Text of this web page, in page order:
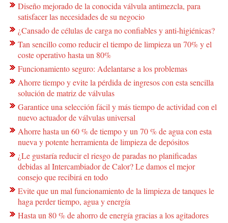
Diseño mejorado de la conocida válvula antimezcla, para
satisfacer las necesidades de su negocio
¿Cansado de células de carga no confiables y anti-higiénicas?
Tan sencillo como reducir el tiempo de limpieza un 70% y el
coste operativo hasta un 80%
Funcionamiento seguro: Adelantarse a los problemas
Ahorre tiempo y evite la pérdida de ingresos con esta sencilla
solución de matriz de válvulas
Garantice una selección fácil y más tiempo de actividad con el
nuevo actuador de válvulas universal
Ahorre hasta un 60 % de tiempo y un 70 % de agua con esta
nueva y potente herramienta de limpieza de depósitos
¿Le gustaría reducir el riesgo de paradas no planificadas
debidas al Intercambiador de Calor? Le damos el mejor
consejo que recibirá en todo
Evite que un mal funcionamiento de la limpieza de tanques le
haga perder tiempo, agua y energía
Hasta un 80 % de ahorro de energía gracias a los agitadores